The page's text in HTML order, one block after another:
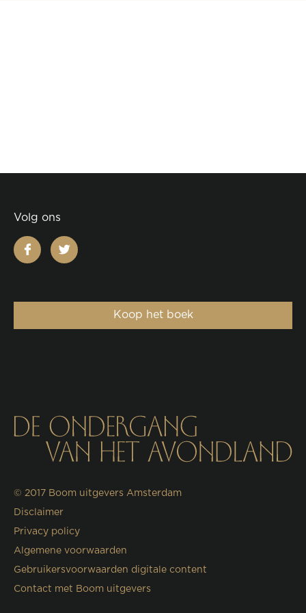
Volg ons
facebooktwitter
Koop het boek
© 2017 Boom uitgevers Amsterdam
Disclaimer
Privacy policy
Algemene voorwaarden
Gebruikersvoorwaarden digitale content
Contact met Boom uitgevers